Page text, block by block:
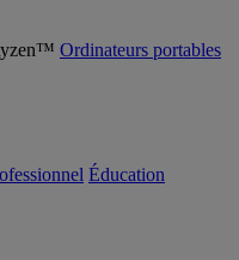
Ordinateurs portables
Éducation